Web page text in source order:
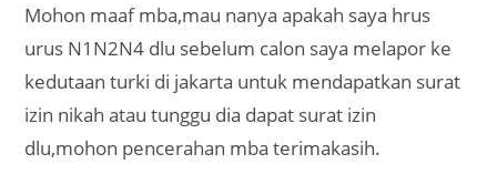
Mohon maaf mba,mau nanya apakah saya hrus
urus N1N2N4 dlu sebelum calon saya melapor ke
kedutaan turki di jakarta untuk mendapatkan surat
izin nikah atau tunggu dia dapat surat izin
dlu,mohon pencerahan mba terimakasih.